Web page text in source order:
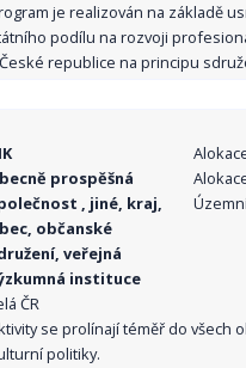
je realizován na základě
podílu na rozvoji
republice na principu
prospěšná
, jiné, kraj,
občanské
veřejná
instituce
ČR
se prolínají téměř do všech
politiky.